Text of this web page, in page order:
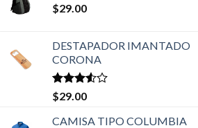
$29.00
DESTAPADOR IMANTADO
CORONA
Valorado
en
de 5
$29.00
CAMISA TIPO COLUMBIA